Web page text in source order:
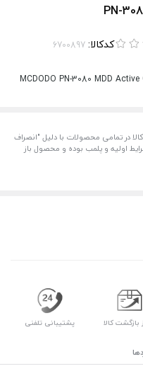
کدکالا:
MCDODO PN-3080 MDD
در تمامی محصولات با دلیل "انصراف
اولیه و پلمب بوده و محصول باز
پشتیبانی تلفنی